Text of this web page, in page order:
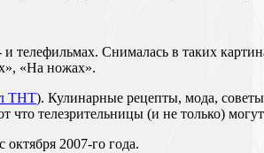
телефильмах. Снималась в таких
«На ножах».
ТНТ). Кулинарные рецепты, мода,
телезрительницы (и не только)
октября 2007-го года.